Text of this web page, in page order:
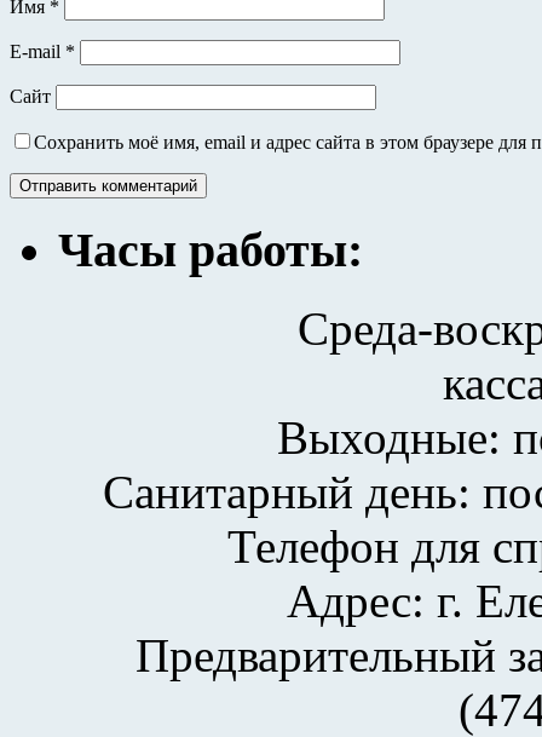
Имя *
E-mail *
Сайт
Сохранить моё имя, email и адрес сайта в этом браузере
Часы работы:
Среда-
Выходные:
Санитарный день:
Телефон для
Адрес: г.
Предварительный